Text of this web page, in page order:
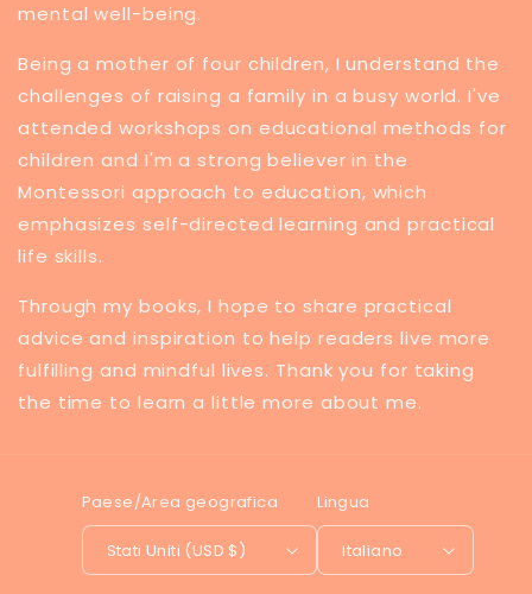
mental well-being.
Being a mother of four children, I understand the
challenges of raising a family in a busy world. I've
attended workshops on educational methods for
children and I'm a strong believer in the
Montessori approach to education, which
emphasizes self-directed learning and practical
life skills.
Through my books, I hope to share practical
advice and inspiration to help readers live more
fulfilling and mindful lives. Thank you for taking
the time to learn a little more about me.
Paese/Area geografica
Stati Uniti (USD $)
Lingua
Italiano